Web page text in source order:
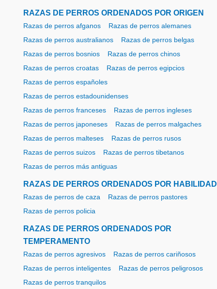
RAZAS DE PERROS ORDENADOS POR ORIGEN
Razas de perros afganos
Razas de perros alemanes
Razas de perros australianos
Razas de perros belgas
Razas de perros bosnios
Razas de perros chinos
Razas de perros croatas
Razas de perros egipcios
Razas de perros españoles
Razas de perros estadounidenses
Razas de perros franceses
Razas de perros ingleses
Razas de perros japoneses
Razas de perros malgaches
Razas de perros malteses
Razas de perros rusos
Razas de perros suizos
Razas de perros tibetanos
Razas de perros más antiguas
RAZAS DE PERROS ORDENADOS POR HABILIDAD
Razas de perros de caza
Razas de perros pastores
Razas de perros policia
RAZAS DE PERROS ORDENADOS POR
TEMPERAMENTO
Razas de perros agresivos
Razas de perros cariñosos
Razas de perros inteligentes
Razas de perros peligrosos
Razas de perros tranquilos